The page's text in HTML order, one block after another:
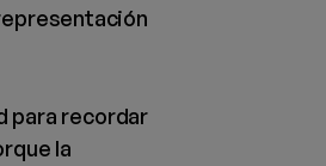
para recordar
la